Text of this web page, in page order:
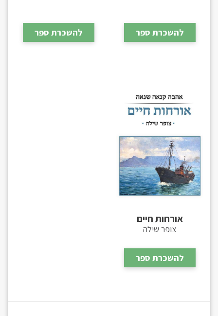
להשכרת ספר להשכרת ספר
אורחות חיים
צופר שילה
להשכרת ספר